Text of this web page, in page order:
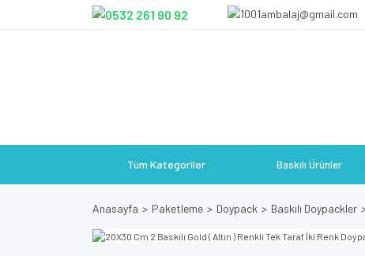
Tüm Kategoriler Baskılı Ürünler
Anasayfa Paketleme Doypack Baskılı Doypackler